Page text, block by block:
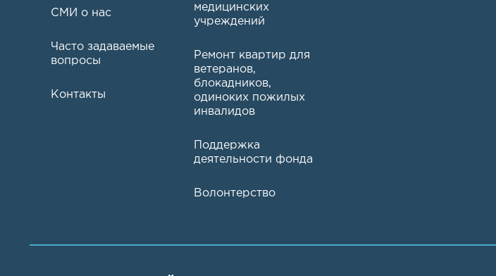
СМИ о нас
Часто задаваемые
вопросы
Контакты
медицинских
учреждений
Ремонт квартир для
ветеранов,
блокадников,
одиноких пожилых
инвалидов
Поддержка
деятельности фонда
Волонтерство